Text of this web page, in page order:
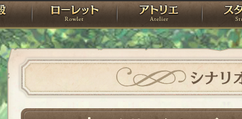
PandoraPartyProject
神殿 ローレット アトリエ
シナリ